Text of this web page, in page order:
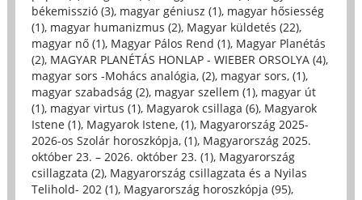
békemisszió (3), magyar géniusz (1), magyar hősiesség
(1), magyar humanizmus (2), Magyar küldetés (22),
magyar nő (1), Magyar Pálos Rend (1), Magyar Planétás
(2), MAGYAR PLANÉTÁS HONLAP - WIEBER ORSOLYA (4),
magyar sors -Mohács analógia, (2), magyar sors, (1),
magyar szabadság (2), magyar szellem (1), magyar út
(1), magyar virtus (1), Magyarok csillaga (6), Magyarok
Istene (1), Magyarok Istene, (1), Magyarország 2025-
2026-os Szolár horoszkópja, (1), Magyarország 2025.
október 23. – 2026. október 23. (1), Magyarország
csillagzata (2), Magyarország csillagzata és a Nyilas
Telihold- 202 (1), Magyarország horoszkópja (95),